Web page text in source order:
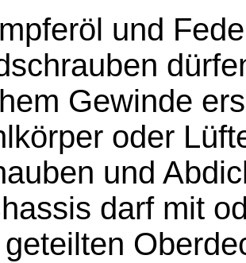
und
Gewinde
oder
und
darf mit